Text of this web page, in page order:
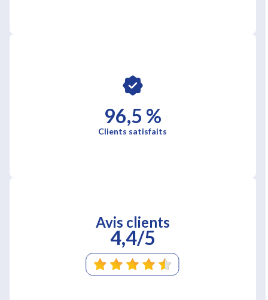
96,5 %
Clients satisfaits
Avis clients
4,4/5